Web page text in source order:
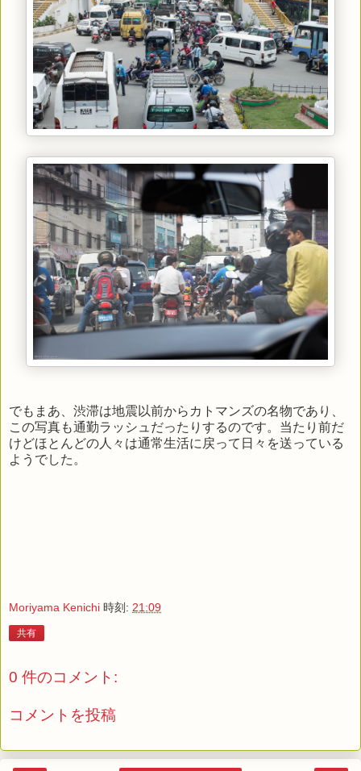
でもまあ、渋滞は地震以前からカトマンズの名物であり、
この写真も通勤ラッシュだったりするのです。当たり前だ
けどほとんどの人々は通常生活に戻って日々を送っている
ようでした。
Moriyama Kenichi 時刻: 21:09
共有
0 件のコメント:
コメントを投稿